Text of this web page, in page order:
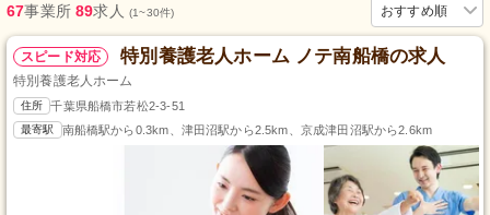
おすすめ順
67事業所 89求人 (1~30件)
スピード対応 特別養護老人ホーム ノテ南船橋の求人
特別養護老人ホーム
住所 千葉県船橋市若松2-3-51
最寄駅 南船橋駅から0.3km、津田沼駅から2.5km、京成津田沼駅から2.6km